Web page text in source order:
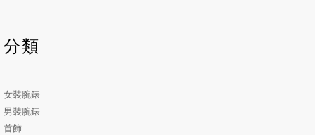
分類
女裝腕錶
男裝腕錶
首飾